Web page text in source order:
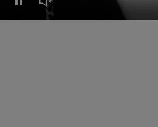
動画を一時停止
ビデオのミュートを解除